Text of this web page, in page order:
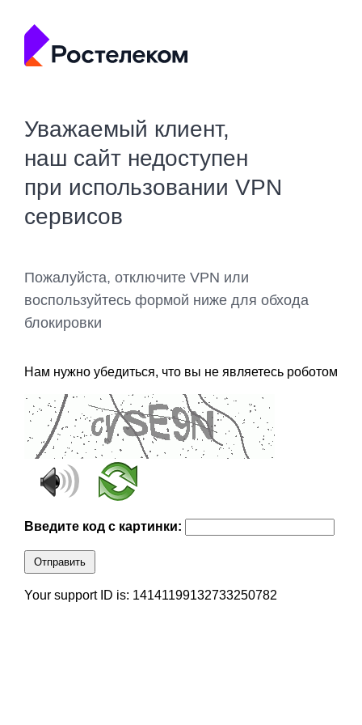
Уважаемый клиент,
наш сайт недоступен
при использовании VPN
сервисов
Пожалуйста, отключите VPN или
воспользуйтесь формой ниже для обхода
блокировки
Нам нужно убедиться, что вы не являетесь роботом
Введите код с картинки:
Отправить
Your support ID is: 14141199132733250782